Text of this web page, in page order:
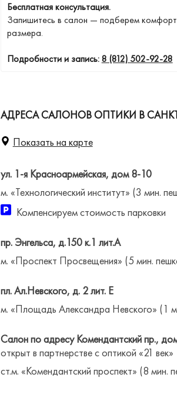
Бесплатная консультация.
Запишитесь в салон — подберем
размера.
Подробности и запись:8 (812) 502-92-28
АДРЕСА САЛОНОВ ОПТИКИ В
Показать на карте
ул. 1-я Красноармейская, дом 8-10
м. «Технологический институт» (3 мин.
Компенсируем стоимость парковки
пр. Энгельса, д.150 к.1 лит.А
м. «Проспект Просвещения» (5 мин.
пл. Ал.Невского, д. 2 лит. Е
м. «Площадь Александра Невского» (1
Салон по адресу Комендантский пр.,
открыт в партнерстве с оптикой «21 век»
ст.м. «Комендантский проспект» (8 мин.